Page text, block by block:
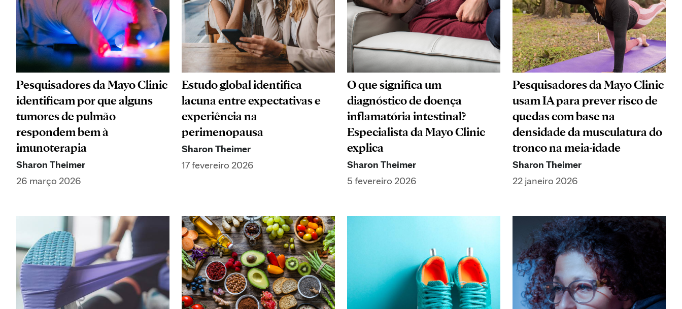
Pesquisadores da Mayo Clinic
identificam por que alguns
tumores de pulmão
respondem bem à
imunoterapia
Sharon Theimer
26 março 2026
Estudo global identifica
lacuna entre expectativas e
experiência na
perimenopausa
Sharon Theimer
17 fevereiro 2026
O que significa um
diagnóstico de doença
inflamatória intestinal?
Especialista da Mayo Clinic
explica
Sharon Theimer
5 fevereiro 2026
Pesquisadores da Mayo Clinic
usam IA para prever risco de
quedas com base na
densidade da musculatura do
tronco na meia-idade
Sharon Theimer
22 janeiro 2026